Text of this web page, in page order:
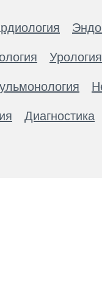
Урология
Диагностика